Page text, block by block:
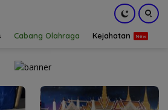
Cabang Olahraga Kejahatan